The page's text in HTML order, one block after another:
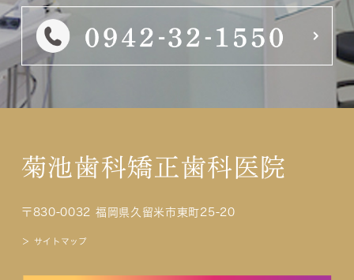
菊池歯科矯正歯科医院
〒830-0032 福岡県久留米市東町25-20
＞ サイトマップ